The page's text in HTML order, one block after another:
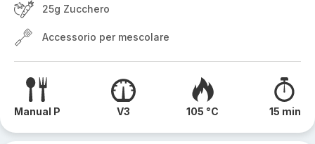
25g Zucchero
Accessorio per mescolare
Manual P V3 105 °C 15 min